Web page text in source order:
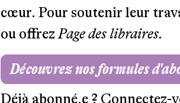
cœur. Pour soutenir leur
ou offrezPage des libraires.
Découvrez nos formules
Déjà abonné.e ? Connectez-